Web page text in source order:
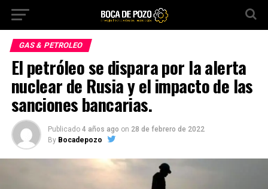
GAS & PETROLEO
El petróleo se dispara por la alerta
nuclear de Rusia y el impacto de las
sanciones bancarias.
Publicado 4 años ago on 28 de febrero de 2022
By Bocadepozo